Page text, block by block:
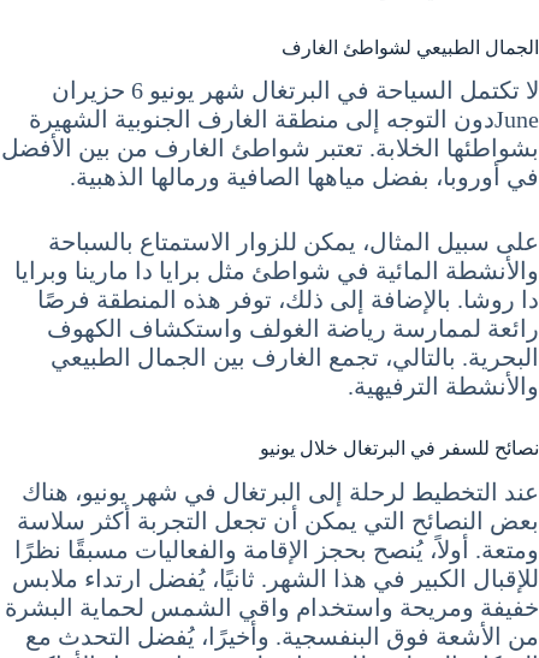
الجمال الطبيعي لشواطئ الغارف
لا تكتمل السياحة في البرتغال شهر يونيو 6 حزيران
Juneدون التوجه إلى منطقة الغارف الجنوبية الشهيرة
بشواطئها الخلابة. تعتبر شواطئ الغارف من بين الأفضل
في أوروبا، بفضل مياهها الصافية ورمالها الذهبية.
على سبيل المثال، يمكن للزوار الاستمتاع بالسباحة
والأنشطة المائية في شواطئ مثل برايا دا مارينا وبرايا
دا روشا. بالإضافة إلى ذلك، توفر هذه المنطقة فرصًا
رائعة لممارسة رياضة الغولف واستكشاف الكهوف
البحرية. بالتالي، تجمع الغارف بين الجمال الطبيعي
والأنشطة الترفيهية.
نصائح للسفر في البرتغال خلال يونيو
عند التخطيط لرحلة إلى البرتغال في شهر يونيو، هناك
بعض النصائح التي يمكن أن تجعل التجربة أكثر سلاسة
ومتعة. أولاً، يُنصح بحجز الإقامة والفعاليات مسبقًا نظرًا
للإقبال الكبير في هذا الشهر. ثانيًا، يُفضل ارتداء ملابس
خفيفة ومريحة واستخدام واقي الشمس لحماية البشرة
من الأشعة فوق البنفسجية. وأخيرًا، يُفضل التحدث مع